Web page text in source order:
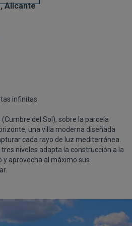
Alicante
infinitas
del Sol), sobre la parcela
una villa moderna diseñada
cada rayo de luz mediterránea.
niveles adapta la construcción a la
y aprovecha al máximo sus